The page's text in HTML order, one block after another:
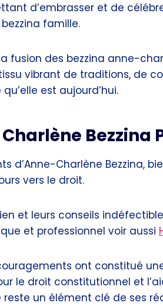
d’embrasser et de
famille.
fusion des bezzina anne-
vibrant de traditions, de
est aujourd’hui.
Bezzina
d’Anne-Charlène Bezzina,
vers le droit.
et leurs conseils
et professionnel voir aussi
ont constitué
le droit constitutionnel et
reste un élément clé de ses